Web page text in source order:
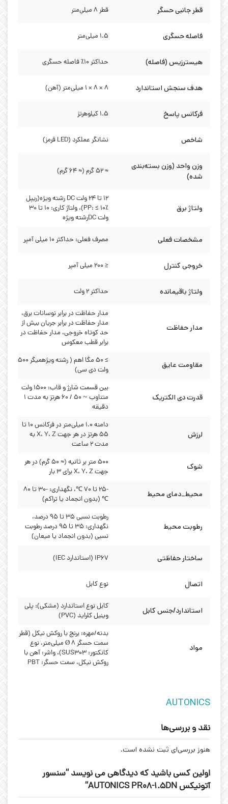
قطر جانبی حسگر قطر ۸ میلی‌متر
فاصله حسگری ۱.۵ میلی‌متر
هیسترزیس (فاصله) حداکثر 10٪ فاصله حسگری
هدف سنجش استاندارد 8 × 8 × 1 میلی‌متر (آهن)
فرکانس پاسخ ۱.۵ کیلوهرتز
شاخص نشانگر عملکرد (LED قرمز)
وزن واحد (وزن بسته‌بندی
شده)
≈ ۵۲ گرم (≈ ۶۴ گرم)
ولتاژ برق
۱۲ تا ۲۴ ولت DC رشته ویژه(ریپل
PP: ≤ ۱۰٪)، ولتاژ کاری: ۱۰ تا ۳۰
ولت DCرشته ویژه
مشخصات فعلی مصرف فعلی: حداکثر 10 میلی آمپر
خروجی کنترل ≤ ۲۰۰ میلی آمپر
ولتاژ باقیمانده حداکثر 2 ولت
مدار حفاظت
مدار حفاظت در برابر نوسانات برق،
مدار حفاظت در برابر جریان بیش از
حد کوتاه خروجی، مدار حفاظت در
برابر قطب معکوس
مقاومت عایق
≥ ۵۰ مگا اهم ( رشته ویژهمیگر ۵۰۰
ولت دی سی)
قدرت دی الکتریک
بین قسمت شارژ و قاب: ۱۵۰۰ ولت
متناوب ~ ۵۰ / ۶۰ هرتز به مدت ۱
دقیقه
لرزش
دامنه ۱.۰ میلی‌متر در فرکانس ۱۰ تا
۵۵ هرتز در هر جهت X، Y، Z به
مدت ۲ ساعت
شوک
۵۰۰ متر بر ثانیه (≈ ۵۰ گرم) در هر
جهت X، Y، Z برای ۳ بار
محیط_دمای محیط
-25 تا 70 ℃، نگهداری: -30 تا 80
℃ (بدون انجماد یا تراکم)
رطوبت محیط
رطوبت نسبی ۳۵ تا ۹۵ درصد،
نگهداری: ۳۵ تا ۹۵ درصد رطوبت
نسبی (بدون انجماد یا میعان)
ساختار حفاظتی IP67 (استاندارد IEC)
اتصال نوع کابل
استاندارد/جنس کابل
کابل نوع استاندارد (مشکی): پلی
وینیل کلراید (PVC)
مواد
بدنه/مهره: برنج با روکش نیکل (قطر
سمت حسگر Ø 8 میلی‌متر، نوع
کانکتور: SUS303)، واشر: آهن با
روکش نیکل، سمت حسگر: PBT
AUTONICS
نقد و بررسی‌ها
هنوز بررسی‌ای ثبت نشده است.
اولین کسی باشید که دیدگاهی می نویسد “سنسور
آتونیکس AUTONICS PR08-1.5DN”